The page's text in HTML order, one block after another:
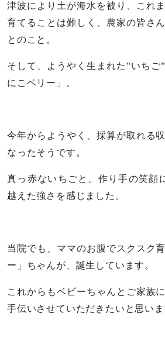
津波により土が海水を被り、これ
育てることは難しく、農家の皆さ
とのこと。
そして、ようやく生まれた‟いちご
にこベリー」。
今年からようやく、採算が取れる
なったそうです。
真っ赤ないちごと、作り手の笑顔
越えた強さを感じました。
当院でも、ママのお腹でスクスク
ー」ちゃんが、誕生しています。
これからもベビーちゃんとご家族
手伝いさせていただきたいと思いま